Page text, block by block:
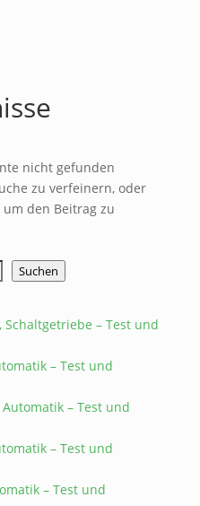
nicht gefunden
zu verfeinern, oder
den Beitrag zu
Suchen
Schaltgetriebe – Test und
– Test und
Automatik – Test und
– Test und
– Test und